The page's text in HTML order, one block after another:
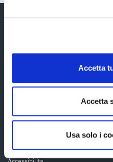
Accetta
Accetta
Usa solo i
PRIVACY POLICY ED
Accordi di contitolarità
Mappa del sito